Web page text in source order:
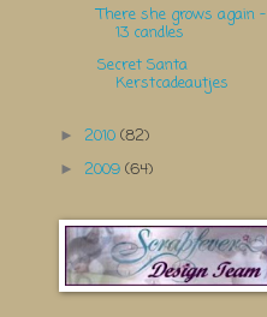
There she grows again -
13 candles
Secret Santa
Kerstcadeautjes
► 2010 (82)
► 2009 (64)